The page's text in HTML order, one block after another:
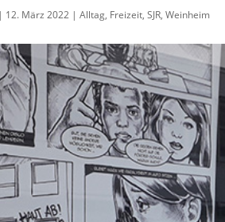
| 12. März 2022 |Alltag, Freizeit,SJR,Weinheim